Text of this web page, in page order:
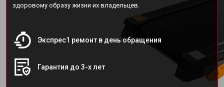
здоровому образу жизни их владельцев.
Экспрес1 ремонт в день обращения
Гарантия до 3-х лет